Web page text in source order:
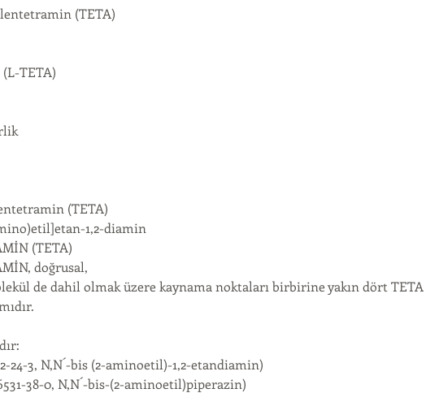
(TETA)
(L-TETA)
(TETA)
1,2-diamin
(TETA)
doğrusal,
de dahil olmak üzere kaynama noktaları birbirine yakın dört TETA
24-3, N,N´-bis (2-aminoetil)-1,2-etandiamin)
38-0, N,N´-bis-(2-aminoetil)piperazin)